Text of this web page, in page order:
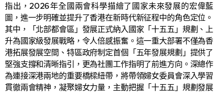
指出，2026年全國兩會科學描繪了國家未來發展的宏偉藍
圖，進一步明確並提升了香港在新時代新征程中的角色定位。
其中，「北部都會區」發展正式納入國家「十五五」規劃、上
升為國家級發展戰略，令人倍感振奮。這一重大部署不僅為香
港拓展發展空間、特區政府制定首個「五年發展規劃」提供了
堅強支撐和清晰指引，更為社團工作指明了前進方向。深總作
為連接深港兩地的重要橋樑紐帶，將帶領婦女委員會深入學習
貫徹兩會精神，凝聚婦女力量，主動把握「十五五」規劃發展